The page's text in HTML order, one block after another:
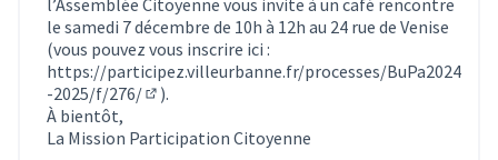
l’Assemblée Citoyenne vous invite à un café rencontre
le samedi 7 décembre de 10h à 12h au 24 rue de Venise
(vous pouvez vous inscrire ici :
https://participez.villeurbanne.fr/processes/BuPa2024
-2025/f/276/
(S'ouvre dans un nouvel onglet)
).
À bientôt,
La Mission Participation Citoyenne